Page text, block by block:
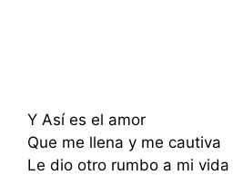
Y Así es el amor
Que me llena y me cautiva
Le dio otro rumbo a mi vida